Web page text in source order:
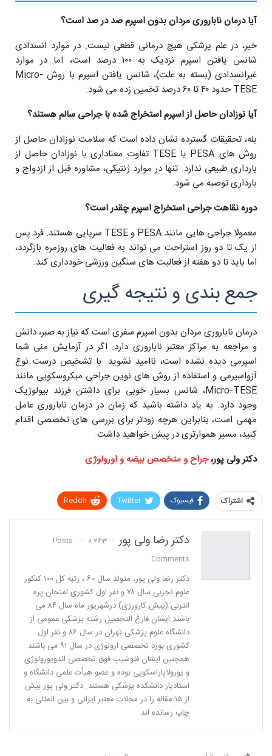
آیا درمان ناباروری مردان بدون اسپرم صد در صد است؟
خیر، در علم پزشکی هیچ درمانی قطعی نیست. در موارد انسدادی
شانس یافتن اسپرم نزدیک به ۱۰۰ درصد است، اما در موارد
غیرانسدادی (بسته به علت)، شانس یافتن اسپرم با روش Micro-
TESE حدود ۴۰ تا ۶۰ درصد تخمین زده می شود.
آیا نوزادان حاصل از اسپرم استخراج شده با جراحی سالم هستند؟
بله، تحقیقات گسترده نشان داده است که سلامت نوزادان حاصل از
روش های PESA یا TESE تفاوت معناداری با نوزادان حاصل از
بارداری طبیعی ندارد. تنها در موارد ژنتیکی، مشاوره قبل از ازدواج و
بارداری توصیه می شود.
دوره نقاهت جراحی استخراج اسپرم چقدر است؟
معمولا جراحی هایی مانند PESA و TESE سرپایی هستند. فرد پس
از یک تا دو روز استراحت می تواند به فعالیت های روزمره بازگردد،
اما باید تا دو هفته از فعالیت های سنگین ورزشی خودداری کند.
جمع بندی و نتیجه گیری
درمان ناباروری مردان بدون اسپرم سفری است که نیاز به صبر، دانش
و مراجعه به مراکز معتبر ناباروری دارد. اگر در آزمایش منی شما
اسپرمی دیده نشده است، ناامید نشوید. با تشخیص درست نوع
آزواسپرمی و استفاده از روش های نوین جراحی میکروسکوپی مانند
Micro-TESE، شانس بسیار خوبی برای داشتن فرزند بیولوژیک
وجود دارد. به یاد داشته باشید که زمان در درمان ناباروری عامل
مهمی است، بنابراین هرچه زودتر برای بررسی های تخصصی اقدام
کنید، مسیر هموارتری در پیش خواهید داشت.
دکتر ولی پور،جراح و متخصص بیضه و اورولوژی
اشتراک فیسبوک Twitter
ReddIt
Linkedin
دکتر رضا ولی پور 263 Posts
0
Comments
دكتر رضا ولی پور، متولد سال ٦٠ ، رتبه كل ١٠٠ كنكور
علوم تجربی سال ٧٨ و نفر اول كشوری امتحان پره
انترنی (پیش كارورزی) درشهریور ماه سال ٨٤ می
باشند.ایشان فارغ التحصیل رشته پزشكی عمومی از
دانشگاه علوم پزشكی تهران در سال ٨٦ و نفر اول
كشوری بورد تخصصی ارولوژی در سال ٩١ می باشند.
همچنین ایشان فلوشیپ فوق تخصصی اندویورولوژی
و یورولاپاراسكوپی بوده و عضو هیأت علمی دانشگاه و
استادیار دانشكده پزشكی هستند. دکتر ولی پور بیش
از ١٥ مقاله را در مجلات معتبر ایرانی و بین المللی به
چاپ رسانده اند.